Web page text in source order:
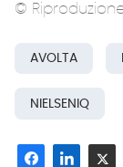
©
AVOLTA
NIELSENIQ